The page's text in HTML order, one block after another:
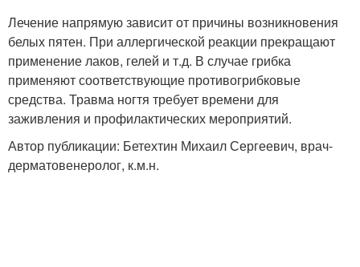
Лечение напрямую зависит от причины возникновения
белых пятен. При аллергической реакции прекращают
применение лаков, гелей и т.д. В случае грибка
применяют соответствующие противогрибковые
средства. Травма ногтя требует времени для
заживления и профилактических мероприятий.
Автор публикации: Бетехтин Михаил Сергеевич, врач-
дерматовенеролог, к.м.н.